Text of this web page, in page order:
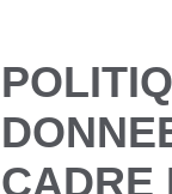
CADRE